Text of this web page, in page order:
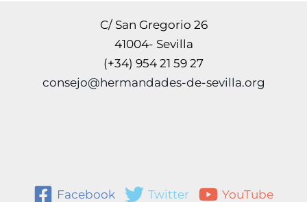
C/ San Gregorio 26
41004- Sevilla
(+34) 954 21 59 27
consejo@hermandades-de-sevilla.org
Facebook Twitter YouTube